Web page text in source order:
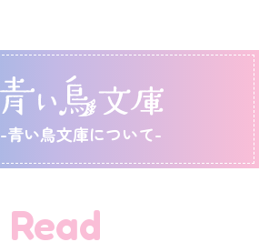
-青い鳥文庫について-
Read